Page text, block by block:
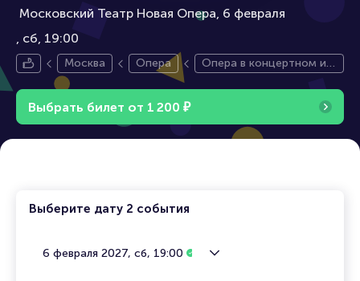
Московский Театр Новая Опера, 6 февраля
сб, 19:00
Москва Опера
Опера в концертном ис
Выбрать билет от 1 200 ₽
Выберите дату 2 события
6 февраля 2027, сб, 19:00